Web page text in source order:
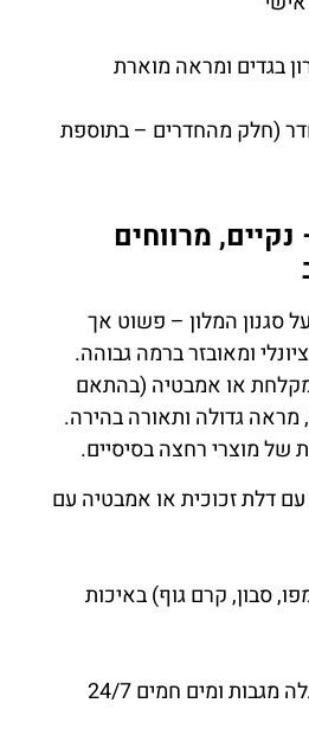
בגדים ומראה מוארת
(חלק מהחדרים – בתוספת
מרווחים
סגנון המלון – פשוט אך
ומאובזר ברמה גבוהה.
או אמבטיה (בהתאם
מראה גדולה ותאורה בהירה.
של מוצרי רחצה בסיסיים.
דלת זכוכית או אמבטיה עם
סבון, קרם גוף) באיכות
ומים חמים 24/7